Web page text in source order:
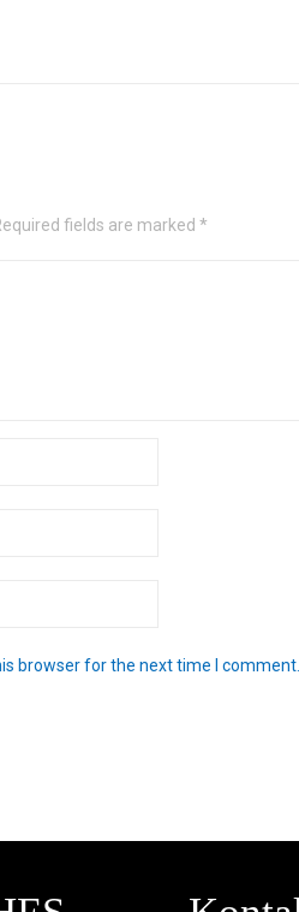
fields are marked *
browser for the next time I comment.